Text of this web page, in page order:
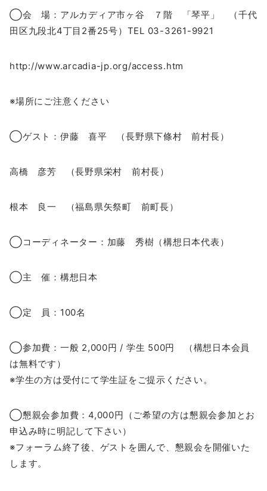
◯会 場：アルカディア市ヶ谷 ７階 「琴平」 （千代
田区九段北4丁目2番25号）TEL 03-3261-9921
http://www.arcadia-jp.org/access.htm
※場所にご注意ください
◯ゲスト：伊藤 喜平 （長野県下條村 前村長）
高橋 彦芳 （長野県栄村 前村長）
根本 良一 （福島県矢祭町 前町長）
◯コーディネーター：加藤 秀樹（構想日本代表）
◯主 催：構想日本
◯定 員：100名
◯参加費：一般 2,000円 / 学生 500円 （構想日本会員
は無料です）
※学生の方は受付にて学生証をご提示ください。
◯懇親会参加費：4,000円（ご希望の方は懇親会参加とお
申込み時に明記して下さい）
※フォーラム終了後、ゲストを囲んで、懇親会を開催いた
します。